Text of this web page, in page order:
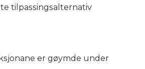
tilpassingsalternativ
er gøymde under